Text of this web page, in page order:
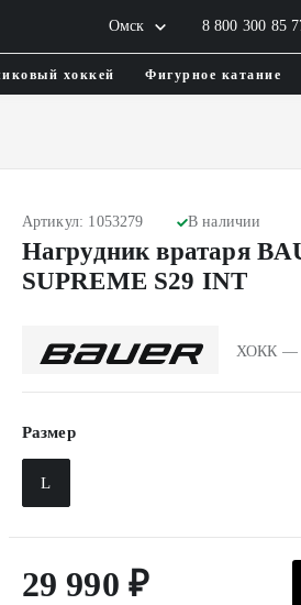
Омск 8 800 300 85
хоккей Фигурное катание
Артикул: 1053279 В наличии
Нагрудник вратаря
SUPREME S29 INT
ХОКК —
Размер
L
29 990 ₽